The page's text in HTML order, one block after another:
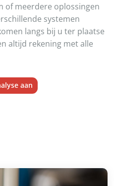
of meerdere oplossingen
systemen
langs bij u ter plaatse
altijd rekening met alle
aan